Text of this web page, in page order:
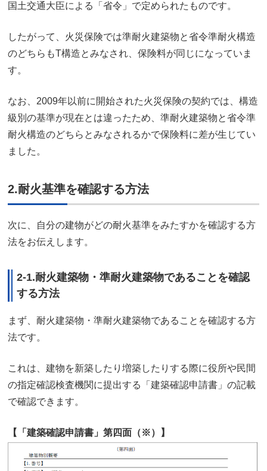
国土交通大臣による「省令」で定められたものです。
したがって、火災保険では準耐火建築物と省令準耐火構造
のどちらもT構造とみなされ、保険料が同じになっていま
す。
なお、2009年以前に開始された火災保険の契約では、構造
級別の基準が現在とは違ったため、準耐火建築物と省令準
耐火構造のどちらとみなされるかで保険料に差が生じてい
ました。
2.耐火基準を確認する方法
次に、自分の建物がどの耐火基準をみたすかを確認する方
法をお伝えします。
2-1.耐火建築物・準耐火建築物であることを確認
する方法
まず、耐火建築物・準耐火建築物であることを確認する方
法です。
これは、建物を新築したり増築したりする際に役所や民間
の指定確認検査機関に提出する「建築確認申請書」の記載
で確認できます。
【「建築確認申請書」第四面（※）】